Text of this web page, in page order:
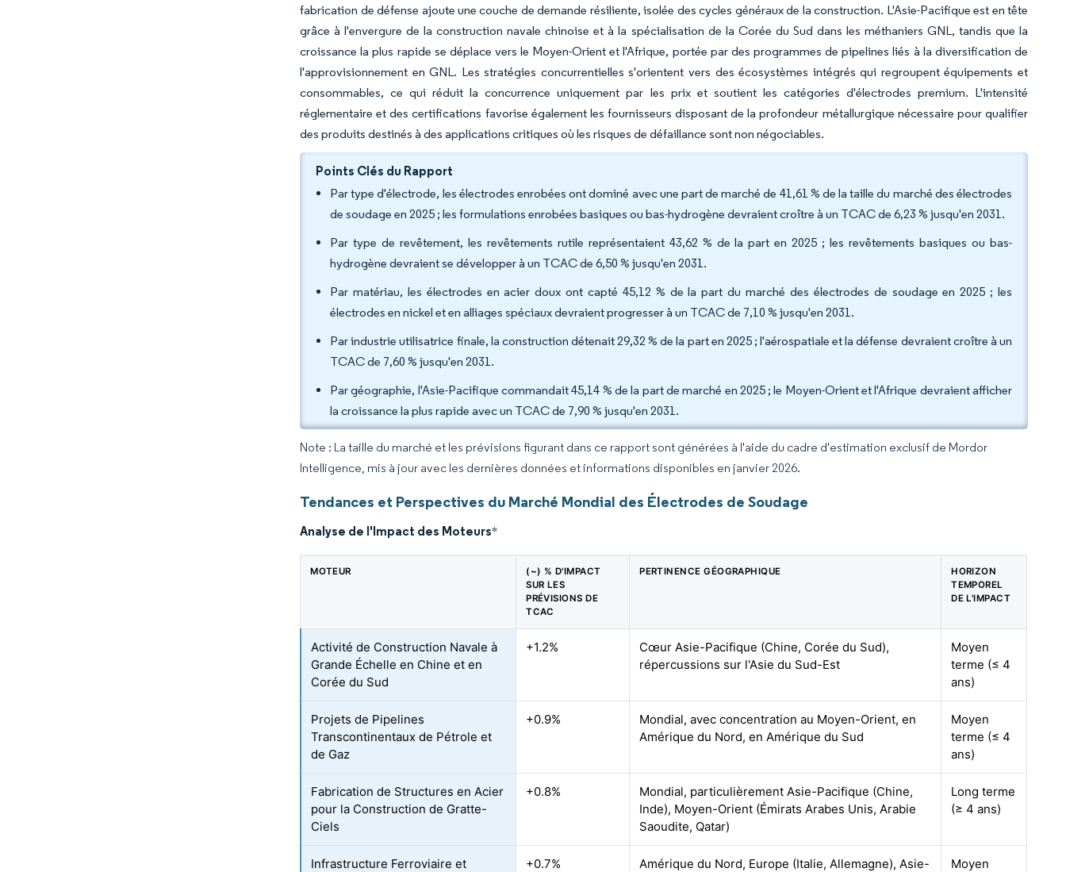
fabrication de défense ajoute une couche de demande résiliente, isolée des cycles généraux de la construction. L'Asie-Pacifique est en tête
grâce à l'envergure de la construction navale chinoise et à la spécialisation de la Corée du Sud dans les méthaniers GNL, tandis que la
croissance la plus rapide se déplace vers le Moyen-Orient et l'Afrique, portée par des programmes de pipelines liés à la diversification de
l'approvisionnement en GNL. Les stratégies concurrentielles s'orientent vers des écosystèmes intégrés qui regroupent équipements et
consommables, ce qui réduit la concurrence uniquement par les prix et soutient les catégories d'électrodes premium. L'intensité
réglementaire et des certifications favorise également les fournisseurs disposant de la profondeur métallurgique nécessaire pour qualifier
des produits destinés à des applications critiques où les risques de défaillance sont non négociables.
Points Clés du Rapport
Par type d'électrode, les électrodes enrobées ont dominé avec une part de marché de 41,61 % de la taille du marché des électrodes
de soudage en 2025 ; les formulations enrobées basiques ou bas-hydrogène devraient croître à un TCAC de 6,23 % jusqu'en 2031.
Par type de revêtement, les revêtements rutile représentaient 43,62 % de la part en 2025 ; les revêtements basiques ou bas-
hydrogène devraient se développer à un TCAC de 6,50 % jusqu'en 2031.
Par matériau, les électrodes en acier doux ont capté 45,12 % de la part du marché des électrodes de soudage en 2025 ; les
électrodes en nickel et en alliages spéciaux devraient progresser à un TCAC de 7,10 % jusqu'en 2031.
Par industrie utilisatrice finale, la construction détenait 29,32 % de la part en 2025 ; l'aérospatiale et la défense devraient croître à un
TCAC de 7,60 % jusqu'en 2031.
Par géographie, l'Asie-Pacifique commandait 45,14 % de la part de marché en 2025 ; le Moyen-Orient et l'Afrique devraient afficher
la croissance la plus rapide avec un TCAC de 7,90 % jusqu'en 2031.
Note : La taille du marché et les prévisions figurant dans ce rapport sont générées à l'aide du cadre d'estimation exclusif de Mordor
Intelligence, mis à jour avec les dernières données et informations disponibles en janvier 2026.
Tendances et Perspectives du Marché Mondial des Électrodes de Soudage
Analyse de l'Impact des Moteurs*
MOTEUR
(~) % D'IMPACT
SUR LES
PRÉVISIONS DE
TCAC
PERTINENCE GÉOGRAPHIQUE
HORIZON
TEMPOREL
DE L'IMPACT
Activité de Construction Navale à
Grande Échelle en Chine et en
Corée du Sud
+1.2%
Cœur Asie-Pacifique (Chine, Corée du Sud),
répercussions sur l'Asie du Sud-Est
Moyen
terme (≤ 4
ans)
Projets de Pipelines
Transcontinentaux de Pétrole et
de Gaz
+0.9%
Mondial, avec concentration au Moyen-Orient, en
Amérique du Nord, en Amérique du Sud
Moyen
terme (≤ 4
ans)
Fabrication de Structures en Acier
pour la Construction de Gratte-
Ciels
+0.8%
Mondial, particulièrement Asie-Pacifique (Chine,
Inde), Moyen-Orient (Émirats Arabes Unis, Arabie
Saoudite, Qatar)
Long terme
(≥ 4 ans)
Infrastructure Ferroviaire et
+0.7%
Amérique du Nord, Europe (Italie, Allemagne), Asie-
Moyen